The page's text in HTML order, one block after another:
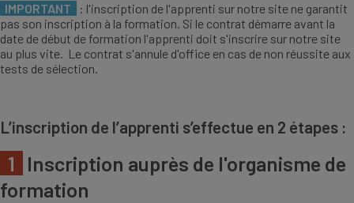
IMPORTANT
: l'inscription de l'apprenti sur notre site ne garantit
pas son inscription à la formation. Si le contrat démarre avant la
date de début de formation l'apprenti doit s'inscrire sur notre site
au plus vite. Le contrat s'annule d'office en cas de non réussite aux
tests de sélection.
L’inscription de l’apprenti s’effectue en 2 étapes :
1
Inscription auprès de l'organisme de
formation